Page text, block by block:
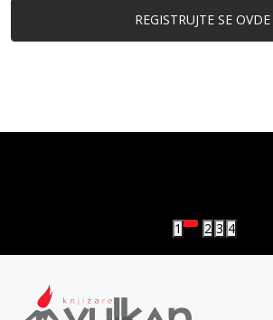
REGISTRUJTE SE OVDE
1 2 3 4